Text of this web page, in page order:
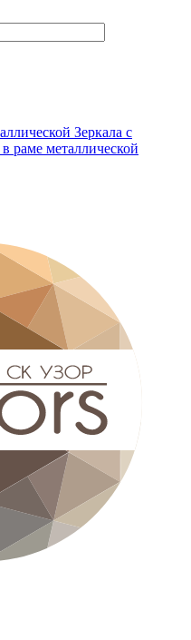
Зеркала с
раме металлической